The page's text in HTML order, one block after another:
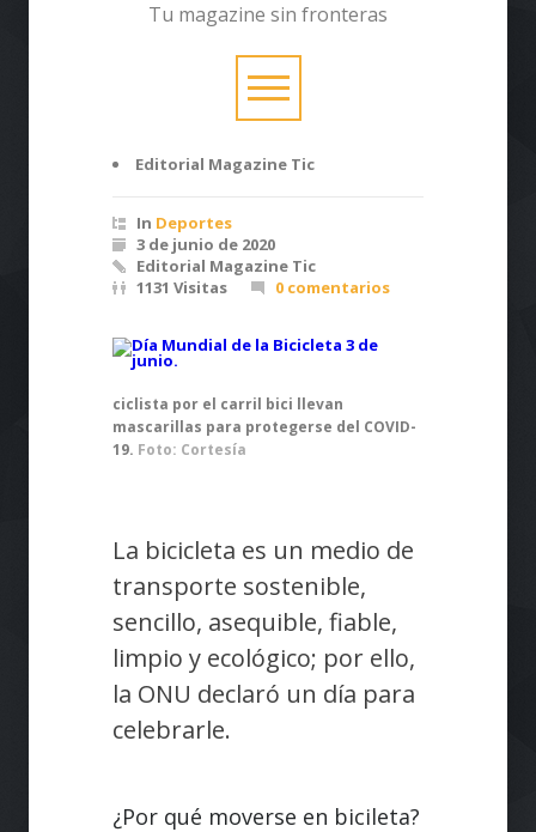
Tu magazine sin fronteras
Editorial Magazine Tic
In Deportes
3 de junio de 2020
Editorial Magazine Tic
1131 Visitas
0 comentarios
ciclista por el carril bici llevan
mascarillas para protegerse del COVID-
19. Foto: Cortesía
La bicicleta es un medio de
transporte sostenible,
sencillo, asequible, fiable,
limpio y ecológico; por ello,
la ONU declaró un día para
celebrarle.
¿Por qué moverse en bicileta?